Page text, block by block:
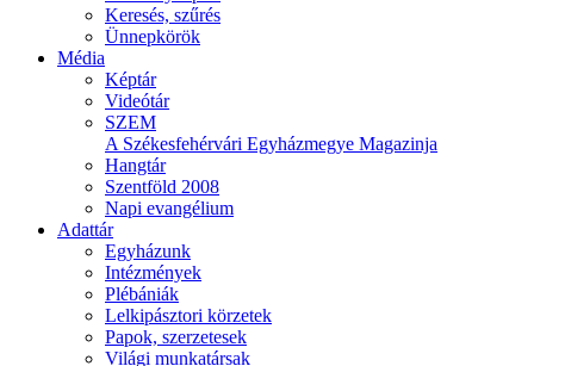
Keresés, szűrés
Ünnepkörök
Média
Képtár
Videótár
SZEM
A Székesfehérvári Egyházmegye Magazinja
Hangtár
Szentföld 2008
Napi evangélium
Adattár
Egyházunk
Intézmények
Plébániák
Lelkipásztori körzetek
Papok, szerzetesek
Világi munkatársak